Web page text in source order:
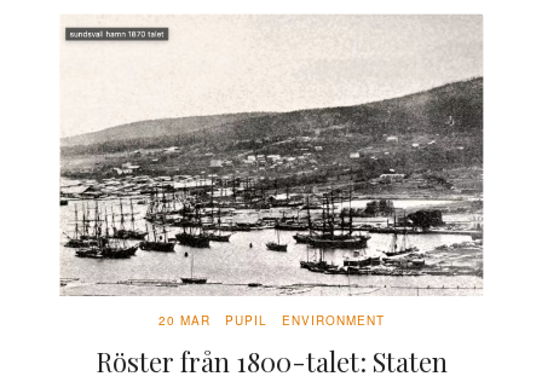
20 MAR PUPIL ENVIRONMENT
Röster från 1800-talet: Staten